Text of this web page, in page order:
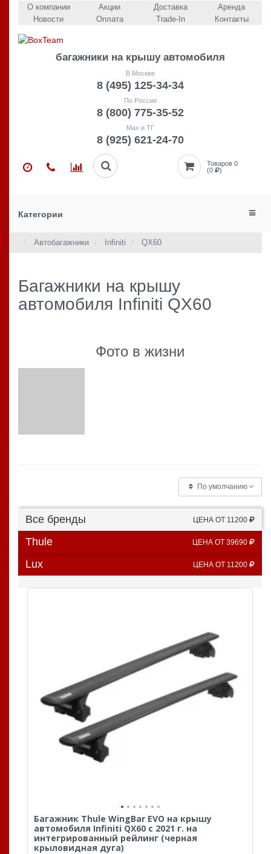
О компании
Новости
Акции
Оплата
Доставка
Trade-In
Аренда
Контакты
багажники на крышу автомобиля
В Москве
8 (495) 125-34-34
По России
8 (800) 775-35-52
Max и ТГ
8 (925) 621-24-70
Товаров 0
(0
)
Категории
Автобагажники Infiniti QX60
Багажники на крышу
автомобиля Infiniti QX60
Фото в жизни
По умолчанию
Все бренды ЦЕНА ОТ 11200
Thule ЦЕНА ОТ 39690
Lux ЦЕНА ОТ 11200
Багажник Thule WingBar EVO на крышу
автомобиля Infiniti QX60 с 2021 г. на
интегрированный рейлинг (черная
крыловидная дуга)